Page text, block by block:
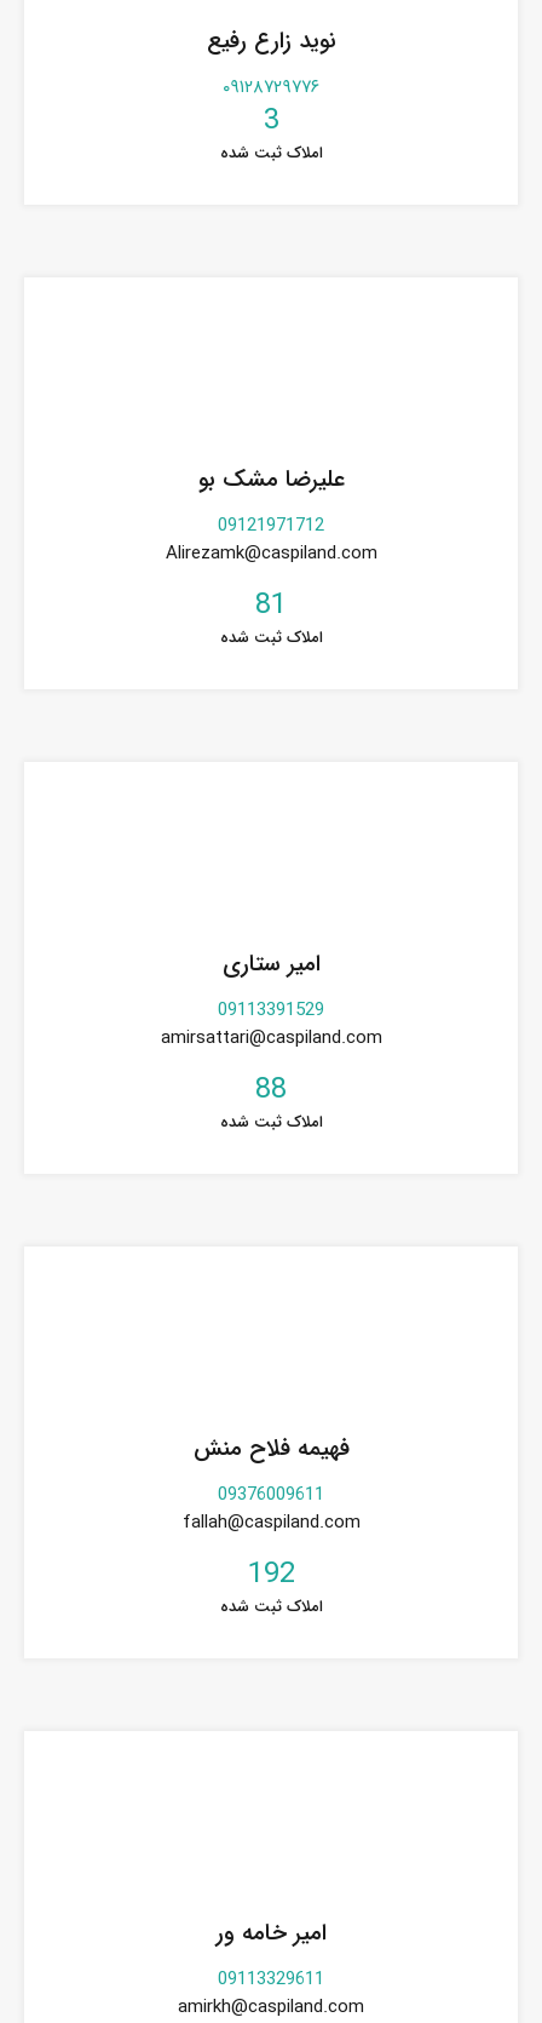
نوید زارع رفیع
۰۹۱۲۸۷۲۹۷۷۶
3
املاک ثبت شده
علیرضا مشک بو
09121971712
Alirezamk@caspiland.com
81
املاک ثبت شده
امیر ستاری
09113391529
amirsattari@caspiland.com
88
املاک ثبت شده
فهیمه فلاح منش
09376009611
fallah@caspiland.com
192
املاک ثبت شده
امیر خامه ور
09113329611
amirkh@caspiland.com